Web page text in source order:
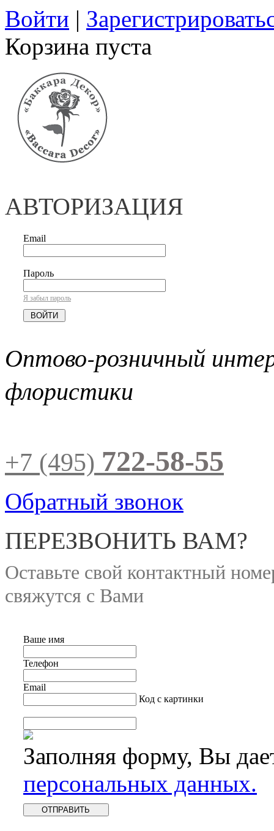
Войти |
Корзина пуста
АВТОРИЗАЦИЯ
Email
Пароль
Я забыл пароль
Оптово-розничный
флористики
+7 (495) 722-58-55
Обратный звонок
ПЕРЕЗВОНИТЬ ВАМ?
Оставьте свой контактный
свяжутся с Вами
Ваше имя
Телефон
Email
Код с картинки
Заполняя форму, Вы
персональных данных.